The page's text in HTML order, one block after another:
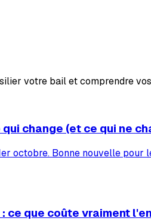
votre bail et comprendre
change (et ce qui ne
octobre. Bonne nouvelle pour
que coûte vraiment